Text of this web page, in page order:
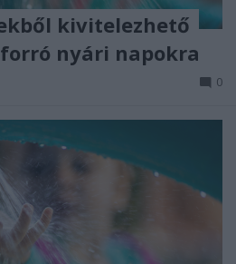
kivitelezhető
nyári napokra
0